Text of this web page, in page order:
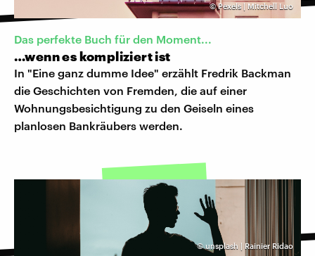
©Pexels | Mitchell Luo
Das perfekte Buch für den Moment...
…wenn es kompliziert ist
In "Eine ganz dumme Idee" erzählt Fredrik Backman
die Geschichten von Fremden, die auf einer
Wohnungsbesichtigung zu den Geiseln eines
planlosen Bankräubers werden.
© unsplash | Rainier Ridao